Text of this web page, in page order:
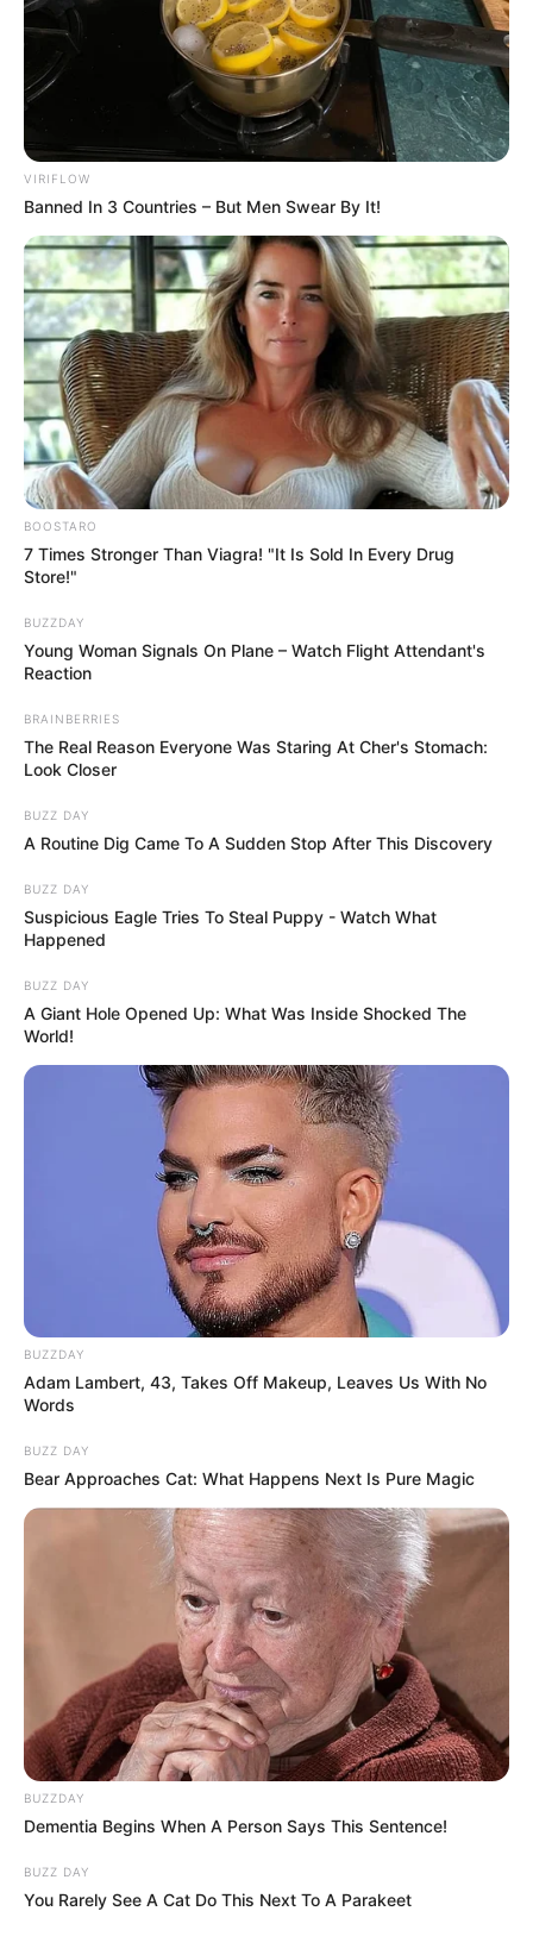
VIRIFLOW
Banned In 3 Countries – But Men Swear By It!
BOOSTARO
7 Times Stronger Than Viagra! "It Is Sold In Every Drug
Store!"
BUZZDAY
Young Woman Signals On Plane – Watch Flight Attendant's
Reaction
BRAINBERRIES
The Real Reason Everyone Was Staring At Cher's Stomach:
Look Closer
BUZZ DAY
A Routine Dig Came To A Sudden Stop After This Discovery
BUZZ DAY
Suspicious Eagle Tries To Steal Puppy - Watch What
Happened
BUZZ DAY
A Giant Hole Opened Up: What Was Inside Shocked The
World!
BUZZDAY
Adam Lambert, 43, Takes Off Makeup, Leaves Us With No
Words
BUZZ DAY
Bear Approaches Cat: What Happens Next Is Pure Magic
BUZZDAY
Dementia Begins When A Person Says This Sentence!
BUZZ DAY
You Rarely See A Cat Do This Next To A Parakeet